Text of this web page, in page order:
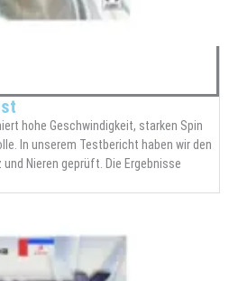
hohe Geschwindigkeit, starken Spin
In unserem Testbericht haben wir den
Nieren geprüft. Die Ergebnisse